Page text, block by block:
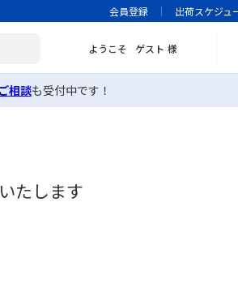
会員登録 出荷スケジュ
ようこそ ゲスト 様
相談も受付中です！
たします